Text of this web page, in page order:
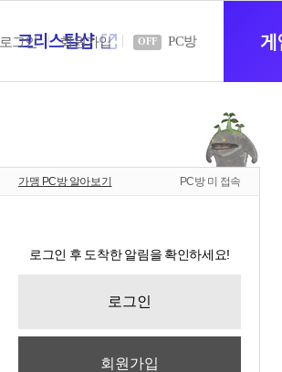
크리스탈샵새
로그인 회원가입 OFF PC방
가맹 PC방 알아보기 PC방 미 접속
로그인 후 도착한 알림을 확인하세요!
로그인
회원가입